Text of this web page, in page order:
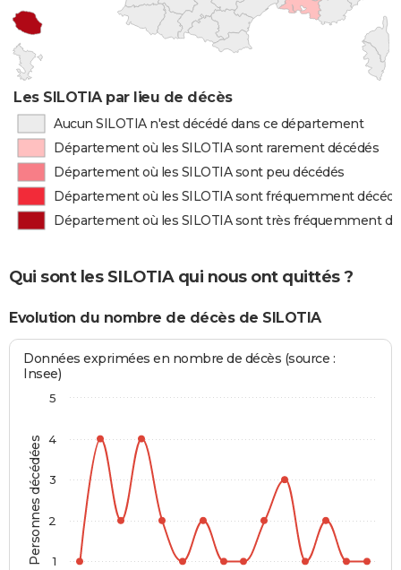
Les SILOTIA par lieu de décès
Aucun SILOTIA n'est décédé dans ce département
Département où les SILOTIA sont rarement décédés
Département où les SILOTIA sont peu décédés
Département où les SILOTIA sont fréquemment
Département où les SILOTIA sont très fréquemment
Qui sont les SILOTIA qui nous ont quittés ?
Evolution du nombre de décès de SILOTIA
Personnes décédées
Données exprimées en nombre de décès (source :
Insee)
1
2
3
4
5